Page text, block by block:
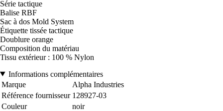
Série tactique
Balise RBF
Sac à dos Mold System
Étiquette tissée tactique
Doublure orange
Composition du matériau
Tissu extérieur : 100 % Nylon
Informations complémentaires
Marque
Alpha Industries
Référence fournisseur 128927-03
Couleur
noir